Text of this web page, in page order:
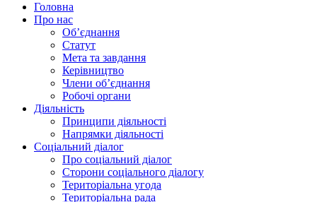
Головна
Про нас
Об’єднання
Статут
Мета та завдання
Керівництво
Члени об’єднання
Робочі органи
Діяльність
Принципи діяльності
Напрямки діяльності
Соціальний діалог
Про соціальний діалог
Сторони соціального діалогу
Територіальна угода
Територіальна рада